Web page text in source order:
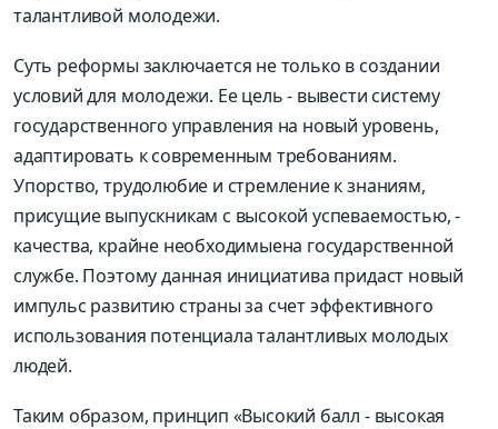
талантливой молодежи.
Суть реформы заключается не только в создании
условий для молодежи. Ее цель - вывести систему
государственного управления на новый уровень,
адаптировать к современным требованиям.
Упорство, трудолюбие и стремление к знаниям,
присущие выпускникам с высокой успеваемостью, -
качества, крайне необходимыена государственной
службе. Поэтому данная инициатива придаст новый
импульс развитию страны за счет эффективного
использования потенциала талантливых молодых
людей.
Таким образом, принцип «Высокий балл - высокая